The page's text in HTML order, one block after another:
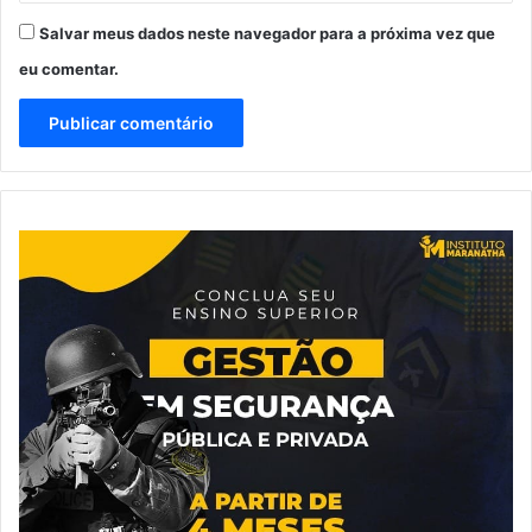
Salvar meus dados neste navegador para a próxima vez que
eu comentar.